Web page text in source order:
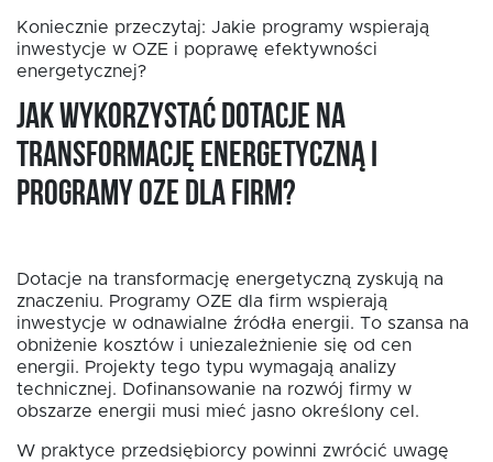
Koniecznie przeczytaj: Jakie programy wspierają
inwestycje w OZE i poprawę efektywności
energetycznej?
Jak wykorzystać dotacje na
transformację energetyczną i
programy OZE dla firm?
Dotacje na transformację energetyczną zyskują na
znaczeniu. Programy OZE dla firm wspierają
inwestycje w odnawialne źródła energii. To szansa na
obniżenie kosztów i uniezależnienie się od cen
energii. Projekty tego typu wymagają analizy
technicznej. Dofinansowanie na rozwój firmy w
obszarze energii musi mieć jasno określony cel.
W praktyce przedsiębiorcy powinni zwrócić uwagę